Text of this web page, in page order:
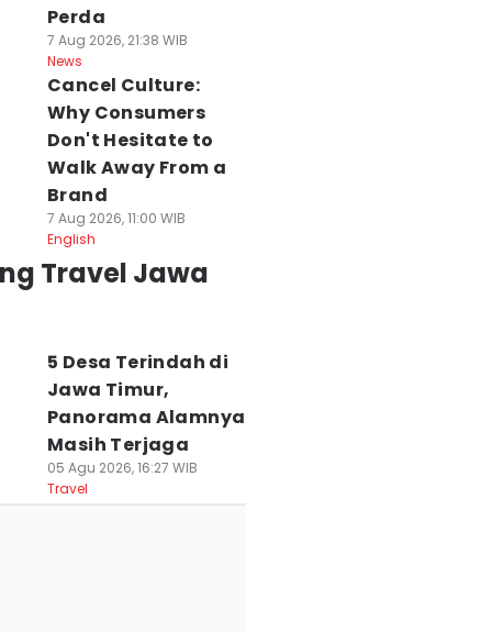
Perda
7 Aug 2026, 21:38 WIB
News
Cancel Culture:
Why Consumers
Don't Hesitate to
Walk Away From a
Brand
7 Aug 2026, 11:00 WIB
English
Travel Jawa
5 Desa Terindah di
Jawa Timur,
Panorama Alamnya
Masih Terjaga
05 Agu 2026, 16:27 WIB
Travel